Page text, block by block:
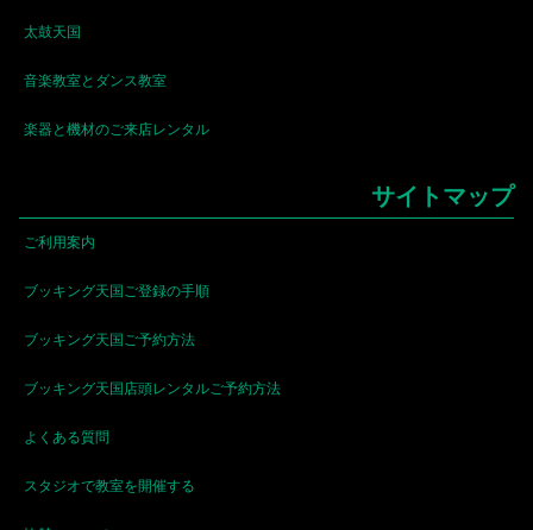
太鼓天国
音楽教室とダンス教室
楽器と機材のご来店レンタル
サイトマップ
ご利用案内
ブッキング天国ご登録の手順
ブッキング天国ご予約方法
ブッキング天国店頭レンタルご予約方法
よくある質問
スタジオで教室を開催する